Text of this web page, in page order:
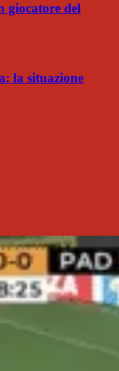
giocatore del
la situazione